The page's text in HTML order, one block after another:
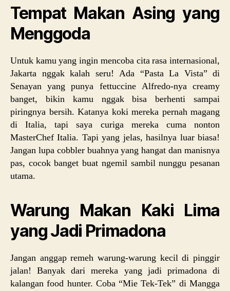
Tempat Makan Asing yang
Menggoda
Untuk kamu yang ingin mencoba cita rasa internasional,
Jakarta nggak kalah seru! Ada “Pasta La Vista” di
Senayan yang punya fettuccine Alfredo-nya creamy
banget, bikin kamu nggak bisa berhenti sampai
piringnya bersih. Katanya koki mereka pernah magang
di Italia, tapi saya curiga mereka cuma nonton
MasterChef Italia. Tapi yang jelas, hasilnya luar biasa!
Jangan lupa cobbler buahnya yang hangat dan manisnya
pas, cocok banget buat ngemil sambil nunggu pesanan
utama.
Warung Makan Kaki Lima
yang Jadi Primadona
Jangan anggap remeh warung-warung kecil di pinggir
jalan! Banyak dari mereka yang jadi primadona di
kalangan food hunter. Coba “Mie Tek-Tek” di Mangga